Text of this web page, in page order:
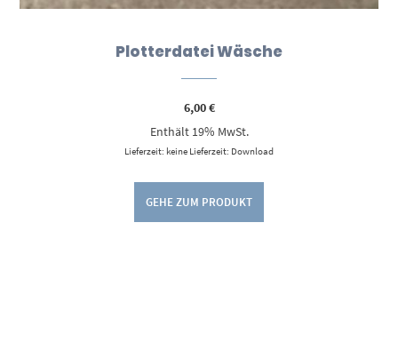
Plotterdatei Wäsche
6,00€
Enthält 19% MwSt.
Lieferzeit: keine Lieferzeit: Download
GEHE ZUM PRODUKT